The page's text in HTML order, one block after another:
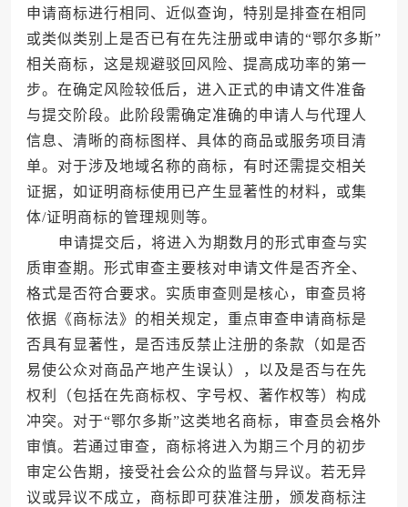
申请商标进行相同、近似查询，特别是排查在相同
或类似类别上是否已有在先注册或申请的“鄂尔多斯”
相关商标，这是规避驳回风险、提高成功率的第一
步。在确定风险较低后，进入正式的申请文件准备
与提交阶段。此阶段需确定准确的申请人与代理人
信息、清晰的商标图样、具体的商品或服务项目清
单。对于涉及地域名称的商标，有时还需提交相关
证据，如证明商标使用已产生显著性的材料，或集
体/证明商标的管理规则等。
申请提交后，将进入为期数月的形式审查与实
质审查期。形式审查主要核对申请文件是否齐全、
格式是否符合要求。实质审查则是核心，审查员将
依据《商标法》的相关规定，重点审查申请商标是
否具有显著性，是否违反禁止注册的条款（如是否
易使公众对商品产地产生误认），以及是否与在先
权利（包括在先商标权、字号权、著作权等）构成
冲突。对于“鄂尔多斯”这类地名商标，审查员会格外
审慎。若通过审查，商标将进入为期三个月的初步
审定公告期，接受社会公众的监督与异议。若无异
议或异议不成立，商标即可获准注册，颁发商标注